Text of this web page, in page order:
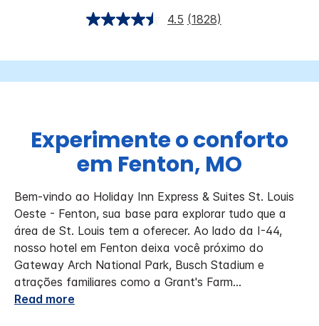
4.5 (1828)
Experimente o conforto
em Fenton, MO
Bem-vindo ao Holiday Inn Express & Suites St. Louis
Oeste - Fenton, sua base para explorar tudo que a
área de St. Louis tem a oferecer. Ao lado da I-44,
nosso hotel em Fenton deixa você próximo do
Gateway Arch National Park, Busch Stadium e
atrações familiares como a Grant's Farm...
Read more